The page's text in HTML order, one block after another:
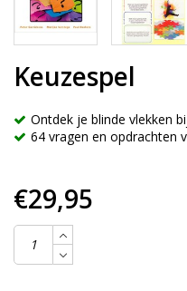
Keuzespel
Ontdek je blinde vlekken
64 vragen en opdrachten
€29,95